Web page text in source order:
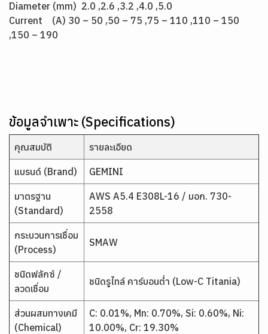
Diameter (mm) 2.0 ,2.6 ,3.2 ,4.0 ,5.0
Current (A) 30 – 50 ,50 – 75 ,75 – 110 ,110 – 150
,150 – 190
ข้อมูลจำเพาะ (Specifications)
คุณสมบัติ รายละเอียด
แบรนด์ (Brand) GEMINI
มาตรฐาน
(Standard)
AWS A5.4 E308L-16 / มอก. 730-
2558
กระบวนการเชื่อม
(Process)
SMAW
ชนิดฟลักซ์ /
ลวดเชื่อม
ชนิดรูไทล์ คาร์บอนต่ำ (Low-C Titania)
ส่วนผสมทางเคมี
(Chemical)
C: 0.01%, Mn: 0.70%, Si: 0.60%, Ni:
10.00%, Cr: 19.30%